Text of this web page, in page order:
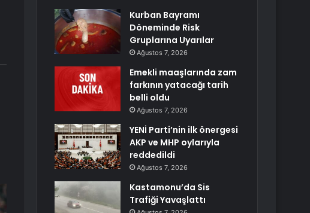
Kurban Bayramı
Döneminde Risk
Gruplarına Uyarılar
Ağustos 7, 2026
Emekli maaşlarında zam
farkının yatacağı tarih
belli oldu
Ağustos 7, 2026
YENİ Parti’nin ilk önergesi
AKP ve MHP oylarıyla
reddedildi
Ağustos 7, 2026
Kastamonu’da Sis
Trafiği Yavaşlattı